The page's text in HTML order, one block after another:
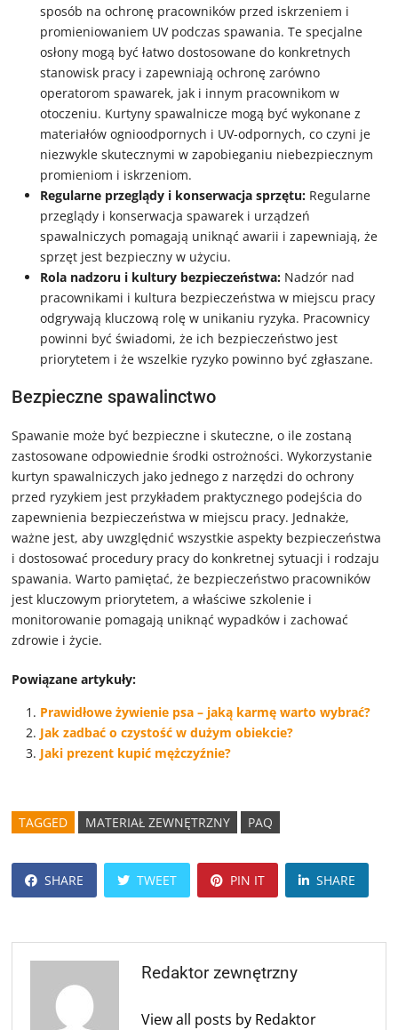
sposób na ochronę pracowników przed iskrzeniem i
promieniowaniem UV podczas spawania. Te specjalne
osłony mogą być łatwo dostosowane do konkretnych
stanowisk pracy i zapewniają ochronę zarówno
operatorom spawarek, jak i innym pracownikom w
otoczeniu. Kurtyny spawalnicze mogą być wykonane z
materiałów ognioodpornych i UV-odpornych, co czyni je
niezwykle skutecznymi w zapobieganiu niebezpiecznym
promieniom i iskrzeniom.
Regularne przeglądy i konserwacja sprzętu: Regularne
przeglądy i konserwacja spawarek i urządzeń
spawalniczych pomagają uniknąć awarii i zapewniają, że
sprzęt jest bezpieczny w użyciu.
Rola nadzoru i kultury bezpieczeństwa: Nadzór nad
pracownikami i kultura bezpieczeństwa w miejscu pracy
odgrywają kluczową rolę w unikaniu ryzyka. Pracownicy
powinni być świadomi, że ich bezpieczeństwo jest
priorytetem i że wszelkie ryzyko powinno być zgłaszane.
Bezpieczne spawalinctwo
Spawanie może być bezpieczne i skuteczne, o ile zostaną
zastosowane odpowiednie środki ostrożności. Wykorzystanie
kurtyn spawalniczych jako jednego z narzędzi do ochrony
przed ryzykiem jest przykładem praktycznego podejścia do
zapewnienia bezpieczeństwa w miejscu pracy. Jednakże,
ważne jest, aby uwzględnić wszystkie aspekty bezpieczeństwa
i dostosować procedury pracy do konkretnej sytuacji i rodzaju
spawania. Warto pamiętać, że bezpieczeństwo pracowników
jest kluczowym priorytetem, a właściwe szkolenie i
monitorowanie pomagają uniknąć wypadków i zachować
zdrowie i życie.
Powiązane artykuły:
Prawidłowe żywienie psa – jaką karmę warto wybrać?
Jak zadbać o czystość w dużym obiekcie?
Jaki prezent kupić mężczyźnie?
TAGGED MATERIAŁ ZEWNĘTRZNY PAQ
SHARE TWEET PIN IT SHARE
Redaktor zewnętrzny
View all posts by Redaktor